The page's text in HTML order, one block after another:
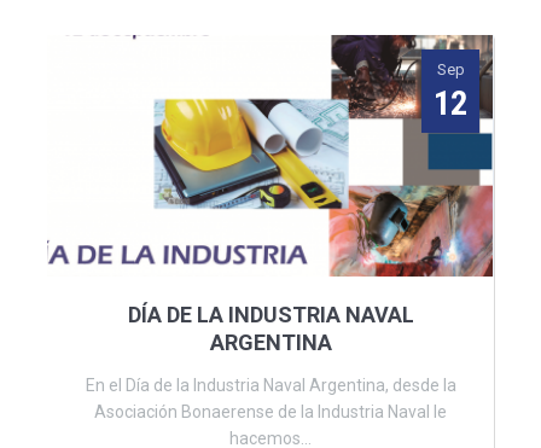
Sep
12
DÍA DE LA INDUSTRIA NAVAL
ARGENTINA
En el Día de la Industria Naval Argentina, desde la
Asociación Bonaerense de la Industria Naval le
hacemos...